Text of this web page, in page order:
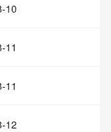
10
11
11
12